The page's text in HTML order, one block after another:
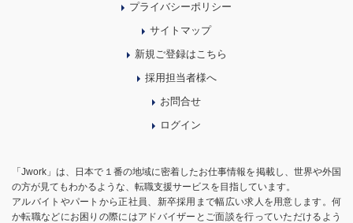
プライバシーポリシー
サイトマップ
新規ご登録はこちら
採用担当者様へ
お問合せ
ログイン
「Jwork」は、日本で１番の地域に密着したお仕事情報を掲載し、世界や外国
の方が見てもわかるような、転職支援サービスを目指しています。
アルバイトやパートから正社員、新卒採用まで幅広い求人を用意します。何
か転職などにお困りの際にはアドバイザーとご面談を行っていただけるよう